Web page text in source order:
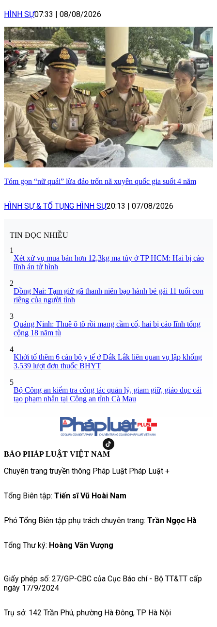
HÌNH SỰ07:33 08/08/2026
Tóm gọn “nữ quái” lừa đảo trốn nã xuyên quốc gia suốt 4 năm
HÌNH SỰ & TỐ TỤNG HÌNH SỰ20:13 | 07/08/2026
TIN ĐỌC NHIỀU
1
Xét xử vụ mua bán hơn 12,3kg ma túy ở TP HCM: Hai bị cáo
lĩnh án tử hình
2
Đồng Nai: Tạm giữ gã thanh niên bạo hành bé gái 11 tuổi con
riêng của người tình
3
Quảng Ninh: Thuê ô tô rồi mang cầm cố, hai bị cáo lĩnh tổng
cộng 18 năm tù
4
Khởi tố thêm 6 cán bộ y tế ở Đắk Lắk liên quan vụ lập khống
3.539 lượt đơn thuốc BHYT
5
Bộ Công an kiểm tra công tác quản lý, giam giữ, giáo dục cải
tạo phạm nhân tại Công an tỉnh Cà Mau
BÁO PHÁP LUẬT VIỆT NAM
Chuyên trang truyền thông Pháp Luật Pháp Luật +
Tổng Biên tập: Tiến sĩ Vũ Hoài Nam
Phó Tổng Biên tập phụ trách chuyên trang: Trần Ngọc Hà
Tổng Thư ký: Hoàng Văn Vượng
Giấy phép số: 27/GP-CBC của Cục Báo chí - Bộ TT&TT cấp
ngày 17/9/2024
Trụ sở: 142 Trần Phú, phường Hà Đông, TP Hà Nội